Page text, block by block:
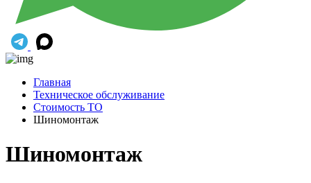
Главная
Техническое обслуживание
Стоимость ТО
Шиномонтаж
Шиномонтаж